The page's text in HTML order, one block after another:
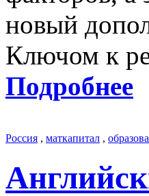
новый
Ключом к
Подробнее
Россия , маткапитал ,